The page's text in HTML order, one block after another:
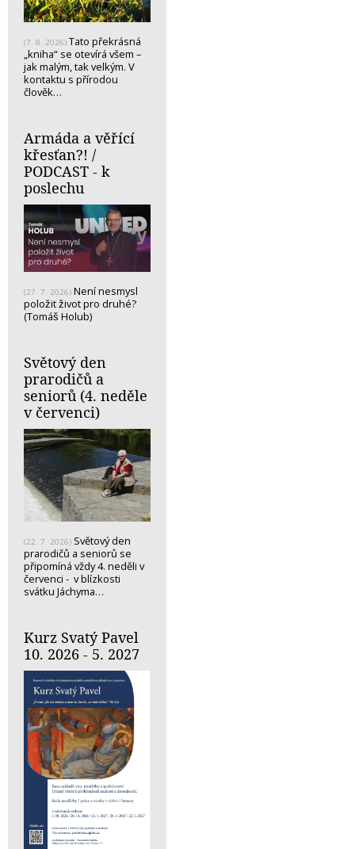
(7. 8. 2026) Tato překrásná
„kniha“ se otevírá všem –
jak malým, tak velkým. V
kontaktu s přírodou
člověk…
Armáda a věřící
křesťan?! /
PODCAST - k
poslechu
(27. 7. 2026) Není nesmysl
položit život pro druhé?
(Tomáš Holub)
Světový den
prarodičů a
seniorů (4. neděle
v červenci)
(22. 7. 2026) Světový den
prarodičů a seniorů se
připomíná vždy 4. neděli v
červenci - v blízkosti
svátku Jáchyma…
Kurz Svatý Pavel
10. 2026 - 5. 2027